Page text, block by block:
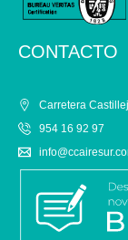
CONTACTO
Carretera
954 16 92 97